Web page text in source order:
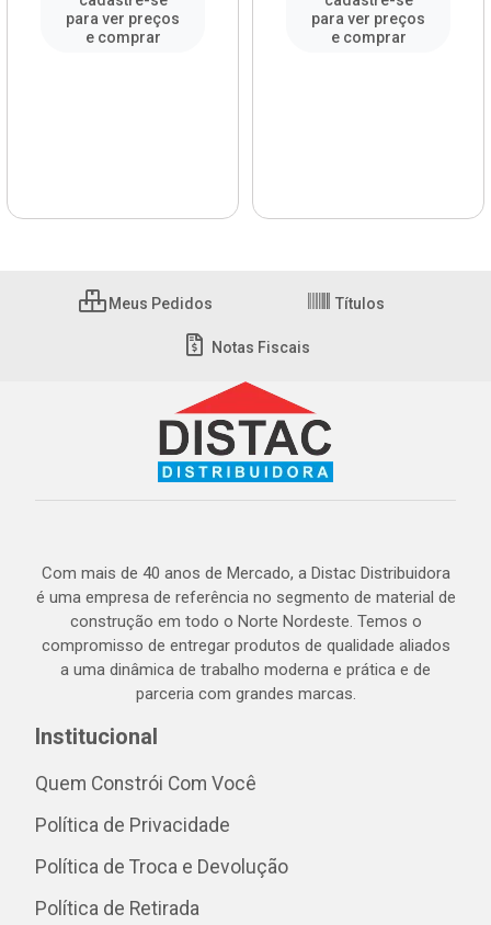
para ver preços
e comprar
para ver preços
e comprar
Meus Pedidos Títulos
Notas Fiscais
Com mais de 40 anos de Mercado, a Distac Distribuidora
é uma empresa de referência no segmento de material de
construção em todo o Norte Nordeste. Temos o
compromisso de entregar produtos de qualidade aliados
a uma dinâmica de trabalho moderna e prática e de
parceria com grandes marcas.
Institucional
Quem Constrói Com Você
Política de Privacidade
Política de Troca e Devolução
Política de Retirada